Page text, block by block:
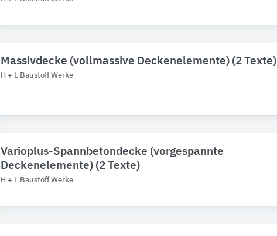
Massivdecke (vollmassive Deckenelemente) (2 Texte)
H + L Baustoff Werke
Varioplus-Spannbetondecke (vorgespannte
Deckenelemente) (2 Texte)
H + L Baustoff Werke